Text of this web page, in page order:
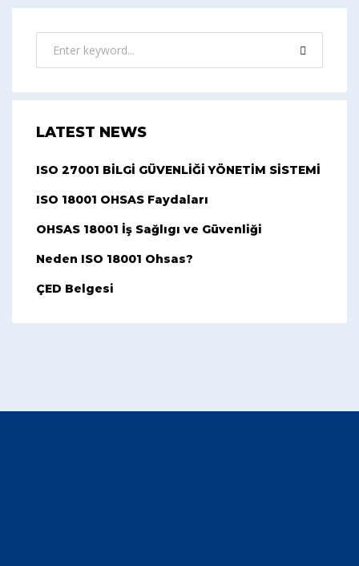
LATEST NEWS
ISO 27001 BİLGİ GÜVENLİĞİ YÖNETİM SİSTEMİ
ISO 18001 OHSAS Faydaları
OHSAS 18001 İş Sağlıgı ve Güvenliği
Neden ISO 18001 Ohsas?
ÇED Belgesi